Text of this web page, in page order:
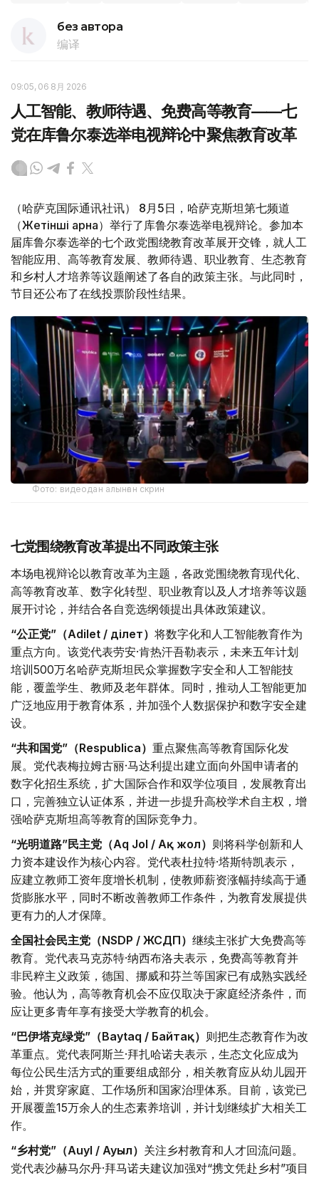
без автора
编译
09:05, 06 8月 2026
人工智能、教师待遇、免费高等教育——七
党在库鲁尔泰选举电视辩论中聚焦教育改革
（哈萨克国际通讯社讯） 8月5日，哈萨克斯坦第七频道
（Жетінші арна）举行了库鲁尔泰选举电视辩论。参加本
届库鲁尔泰选举的七个政党围绕教育改革展开交锋，就人工
智能应用、高等教育发展、教师待遇、职业教育、生态教育
和乡村人才培养等议题阐述了各自的政策主张。与此同时，
节目还公布了在线投票阶段性结果。
Фото: видеодан алынған скрин
七党围绕教育改革提出不同政策主张
本场电视辩论以教育改革为主题，各政党围绕教育现代化、
高等教育改革、数字化转型、职业教育以及人才培养等议题
展开讨论，并结合各自竞选纲领提出具体政策建议。
“公正党”（Adilet / Әділет） 将数字化和人工智能教育作为
重点方向。该党代表劳安·肯热汗吾勒表示，未来五年计划
培训500万名哈萨克斯坦民众掌握数字安全和人工智能技
能，覆盖学生、教师及老年群体。同时，推动人工智能更加
广泛地应用于教育体系，并加强个人数据保护和数字安全建
设。
“共和国党”（Respublica） 重点聚焦高等教育国际化发
展。党代表梅拉姆古丽·马达利提出建立面向外国申请者的
数字化招生系统，扩大国际合作和双学位项目，发展教育出
口，完善独立认证体系，并进一步提升高校学术自主权，增
强哈萨克斯坦高等教育的国际竞争力。
“光明道路”民主党（Aq Jol / Ақ жол） 则将科学创新和人
力资本建设作为核心内容。党代表杜拉特·塔斯特凯表示，
应建立教师工资年度增长机制，使教师薪资涨幅持续高于通
货膨胀水平，同时不断改善教师工作条件，为教育发展提供
更有力的人才保障。
全国社会民主党（NSDP / ЖСДП） 继续主张扩大免费高等
教育。党代表马克苏特·纳西布洛夫表示，免费高等教育并
非民粹主义政策，德国、挪威和芬兰等国家已有成熟实践经
验。他认为，高等教育机会不应仅取决于家庭经济条件，而
应让更多青年享有接受大学教育的机会。
“巴伊塔克绿党”（Baytaq / Байтақ） 则把生态教育作为改
革重点。党代表阿斯兰·拜扎哈诺夫表示，生态文化应成为
每位公民生活方式的重要组成部分，相关教育应从幼儿园开
始，并贯穿家庭、工作场所和国家治理体系。目前，该党已
开展覆盖15万余人的生态素养培训，并计划继续扩大相关工
作。
“乡村党”（Auyl / Ауыл） 关注乡村教育和人才回流问题。
党代表沙赫马尔丹·拜马诺夫建议加强对“携文凭赴乡村”项目